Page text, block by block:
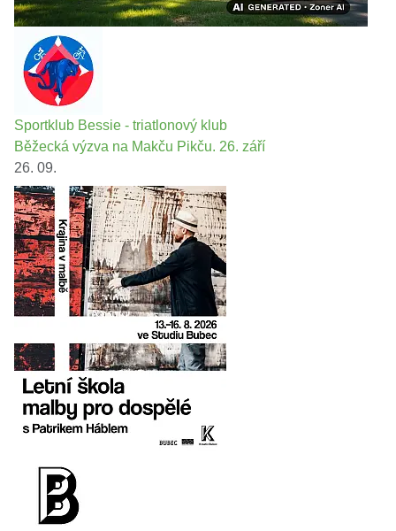
Sportklub Bessie - triatlonový klub
Běžecká výzva na Makču Pikču. 26. září
26. 09.